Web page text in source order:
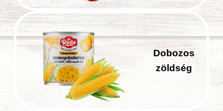
Dobozos
zöldség